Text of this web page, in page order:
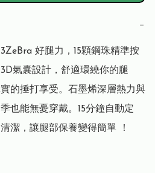
−
好腿力，15顆鋼珠精準按
氣囊設計，舒適環繞你的腿
的捶打享受。石墨烯深層熱力與
也能無憂穿戴。15分鐘自動定
潔，讓腿部保養變得簡單 ！